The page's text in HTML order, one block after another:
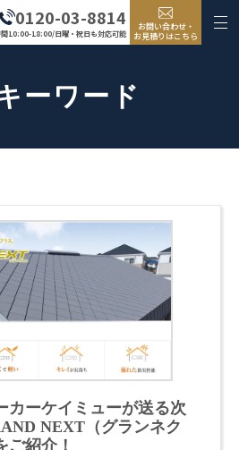
0120-03-8814
間10:00-18:00/日曜・祝日も対応可能
お問い合わせ・
お見積りはこちら
ーワード
カーケイミューが送る次
NEXT（グランネク
ご紹介！